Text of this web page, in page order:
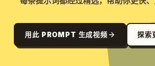
用此 PROMPT 生成视频 探索